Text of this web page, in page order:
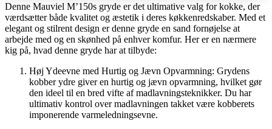
Denne Mauviel M’150s gryde er det ultimative valg for kokke, der
værdsætter både kvalitet og æstetik i deres køkkenredskaber. Med et
elegant og stilrent design er denne gryde en sand fornøjelse at
arbejde med og en skønhed på enhver komfur. Her er en nærmere
kig på, hvad denne gryde har at tilbyde:
Høj Ydeevne med Hurtig og Jævn Opvarmning: Grydens
kobber ydre giver en hurtig og jævn opvarmning, hvilket gør
den ideel til en bred vifte af madlavningsteknikker. Du har
ultimativ kontrol over madlavningen takket være kobberets
imponerende varmeledningsevne.